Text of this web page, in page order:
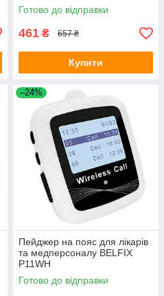
Готово до відправки
461 ₴ 657 ₴
Купити
–24%
Пейджер на пояс для лікарів
та медперсоналу BELFIX
P11WH
Готово до відправки